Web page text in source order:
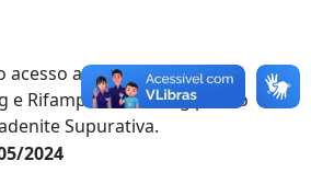
acesso aos medicamentos
e Rifampicina 300 mg para o
Supurativa.
2024